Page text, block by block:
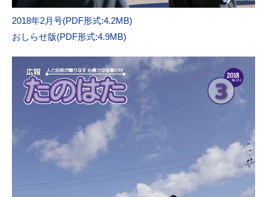
2018年2月号(PDF形式:4.2MB)
おしらせ版(PDF形式:4.9MB)